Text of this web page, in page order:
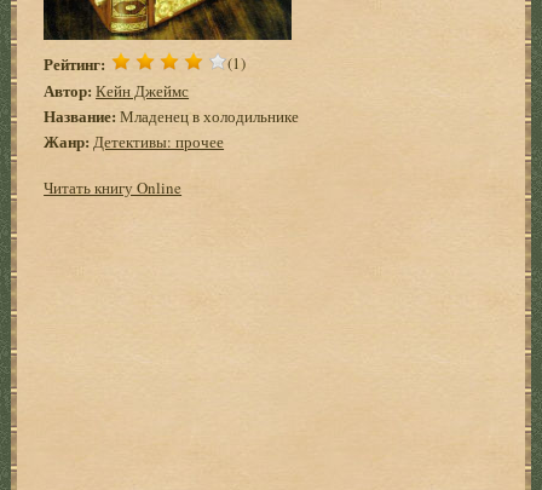
Рейтинг: (1)
Автор: Кейн Джеймс
Название: Младенец в холодильнике
Жанр: Детективы: прочее
Читать книгу Online